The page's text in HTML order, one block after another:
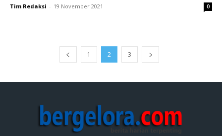
Tim Redaksi - 19 November 2021 0
1 2 3